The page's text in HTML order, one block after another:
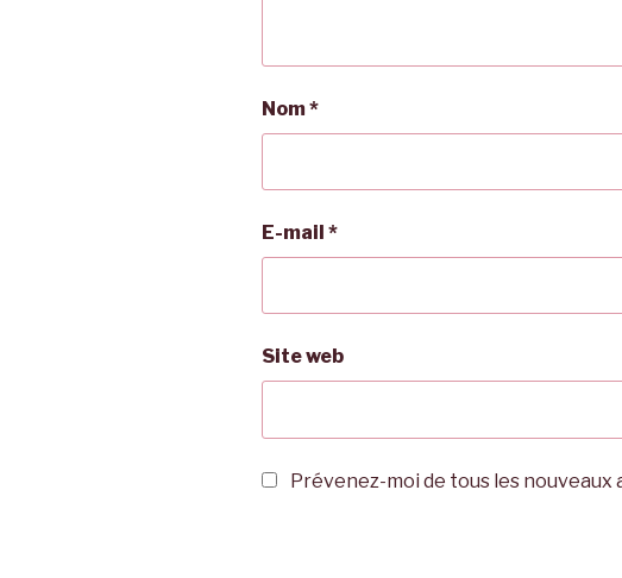
Nom*
E-mail *
Site web
Prévenez-moi de tous les nouveaux